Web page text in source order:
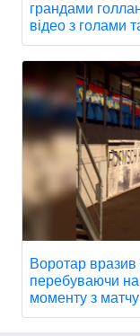
грандами
відео з голами
Воротар вразив
перебуваючи на
моменту з